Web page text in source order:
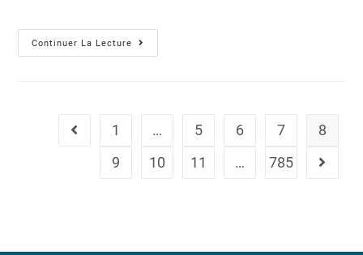
Continuer La Lecture
1 … 5 6 7
8
9
10 11 … 785